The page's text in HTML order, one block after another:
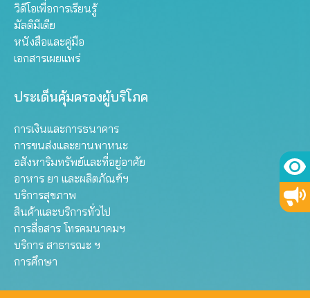
วิดีโอเพื่อการเรียนรู้
มัลติมีเดีย
หนังสือและคู่มือ
เอกสารเผยแพร่
ประเด็นคุ้มครองผู้บริโภค
การเงินและการธนาคาร
การขนส่งและยานพาหนะ
อสังหาริมทรัพย์และที่อยู่อาศัย
อาหาร ยา และผลิตภัณฑ์ฯ
บริการสุขภาพ
สินค้าและบริการทั่วไป
การสื่อสาร โทรคมนาคมฯ
บริการ สาธารณะ ฯ
การศึกษา